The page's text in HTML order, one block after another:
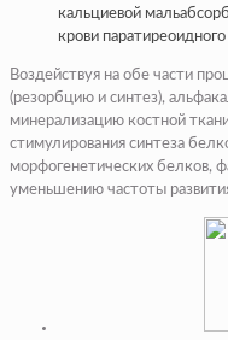
кальциевой
крови
Воздействуя на обе части
(резорбцию и синтез),
минерализацию костной
стимулирования синтеза
морфогенетических белков,
уменьшению частоты